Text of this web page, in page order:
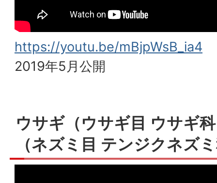
https://youtu.be/mBjpWsB_ia4
2019年5月公開
ウサギ（ウサギ目 ウサギ
（ネズミ目 テンジクネズ